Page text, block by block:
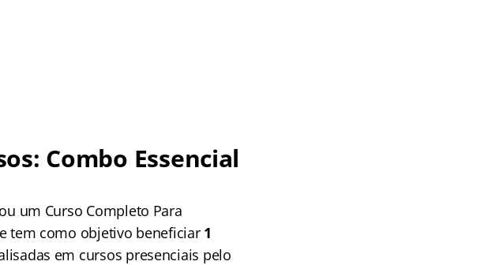
Combo Essencial
um Curso Completo Para
tem como objetivo beneficiar 1
em cursos presenciais pelo